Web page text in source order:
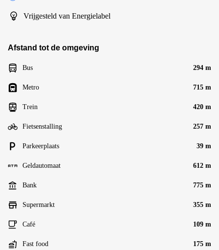
Vrijgesteld van Energielabel
Afstand tot de omgeving
Bus 294 m
Metro 715 m
Trein 420 m
Fietsenstalling 257 m
Parkeerplaats 39 m
Geldautomaat 612 m
Bank 775 m
Supermarkt 355 m
Café 109 m
Fast food 175 m